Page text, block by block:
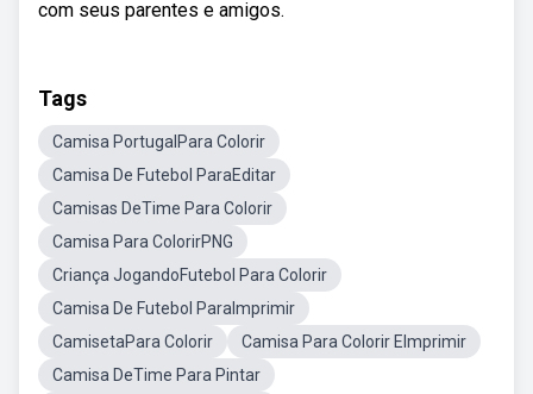
com seus parentes e amigos.
Tags
Camisa PortugalPara Colorir
Camisa De Futebol ParaEditar
Camisas DeTime Para Colorir
Camisa Para ColorirPNG
Criança JogandoFutebol Para Colorir
Camisa De Futebol ParaImprimir
CamisetaPara Colorir
Camisa Para Colorir EImprimir
Camisa DeTime Para Pintar